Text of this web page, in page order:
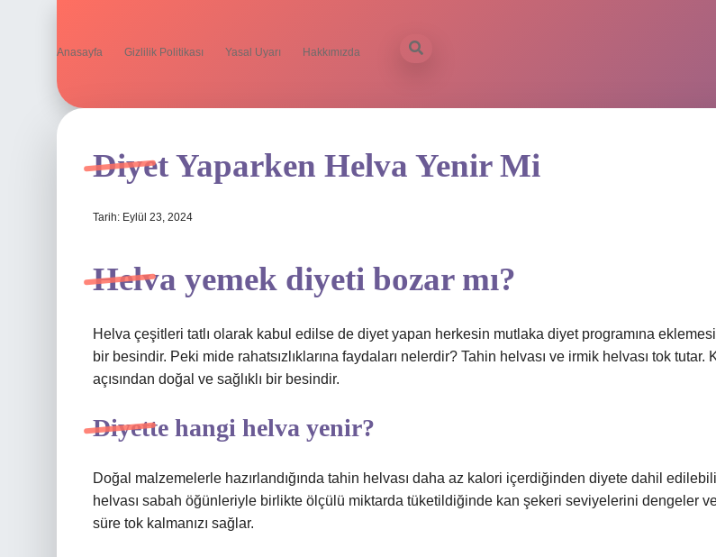
Anasayfa Gizlilik Politikası Yasal Uyarı Hakkımızda
Diyet Yaparken Helva Yenir Mi
Tarih: Eylül 23, 2024
Helva yemek diyeti bozar mı?
Helva çeşitleri tatlı olarak kabul edilse de diyet yapan herkesin mutlaka diyet programına
bir besindir. Peki mide rahatsızlıklarına faydaları nelerdir? Tahin helvası ve irmik helvası tok tutar.
açısından doğal ve sağlıklı bir besindir.
Diyette hangi helva yenir?
Doğal malzemelerle hazırlandığında tahin helvası daha az kalori içerdiğinden diyete dahil
helvası sabah öğünleriyle birlikte ölçülü miktarda tüketildiğinde kan şekeri seviyelerini dengeler
süre tok kalmanızı sağlar.